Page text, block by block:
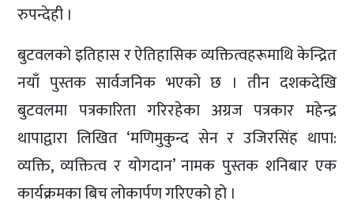
रुपन्देही ।
बुटवलको इतिहास र ऐतिहासिक व्यक्तित्वहरूमाथि केन्द्रित
नयाँ पुस्तक सार्वजनिक भएको छ । तीन दशकदेखि
बुटवलमा पत्रकारिता गरिरहेका अग्रज पत्रकार महेन्द्र
थापाद्वारा लिखित ‘मणिमुकुन्द सेन र उजिरसिंह थापा:
व्यक्ति, व्यक्तित्व र योगदान’ नामक पुस्तक शनिबार एक
कार्यक्रमका बिच लोकार्पण गरिएको हो ।